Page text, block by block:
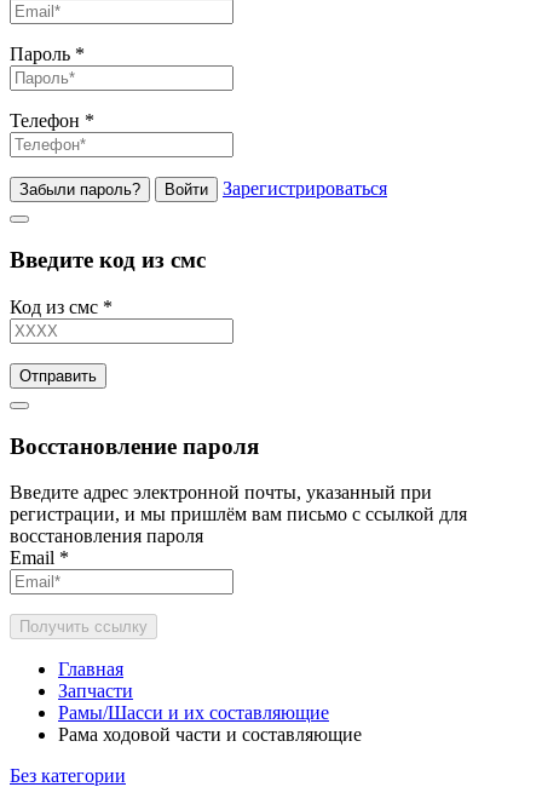
Пароль *
Телефон *
Забыли пароль? Войти Зарегистрироваться
Введите код из смс
Код из смс *
Отправить
Восстановление пароля
Введите адрес электронной почты, указанный при
регистрации, и мы пришлём вам письмо с ссылкой для
восстановления пароля
Email *
Получить ссылку
Главная
Запчасти
Рамы/Шасси и их составляющие
Рама ходовой части и составляющие
Без категории